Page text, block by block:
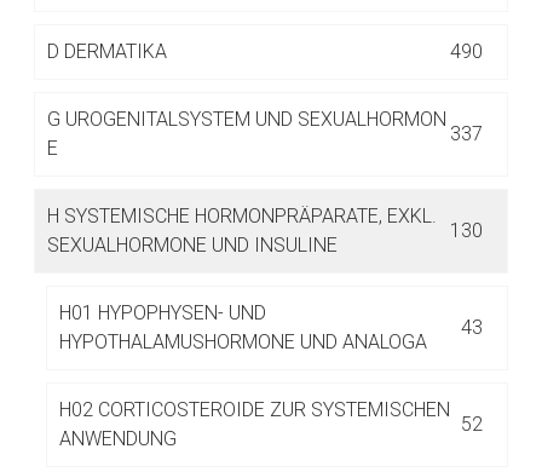
D DERMATIKA 490
G UROGENITALSYSTEM UND SEXUALHORMON
E
337
H SYSTEMISCHE HORMONPRÄPARATE, EXKL.
SEXUALHORMONE UND INSULINE
130
H01 HYPOPHYSEN- UND
HYPOTHALAMUSHORMONE UND ANALOGA
43
H02 CORTICOSTEROIDE ZUR SYSTEMISCHEN
ANWENDUNG
52
Der von Ihnen aufgerufene Link öffnet eine externe Web-
Datenschutzbestimmungen.